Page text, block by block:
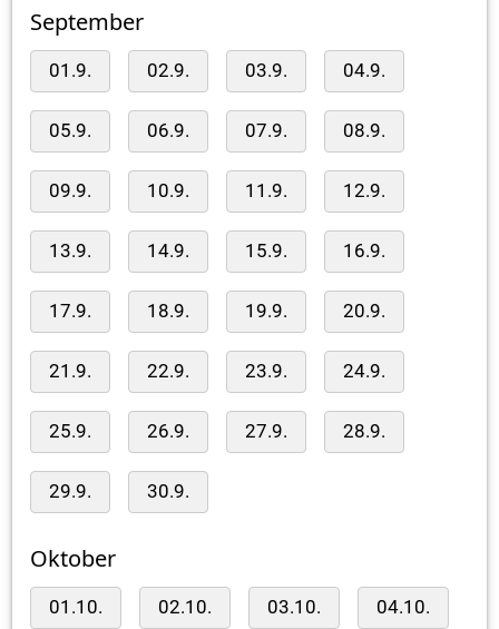
September
01.9. 02.9. 03.9. 04.9.
05.9. 06.9. 07.9. 08.9.
09.9. 10.9. 11.9. 12.9.
13.9. 14.9. 15.9. 16.9.
17.9. 18.9. 19.9. 20.9.
21.9. 22.9. 23.9. 24.9.
25.9. 26.9. 27.9. 28.9.
29.9. 30.9.
Oktober
01.10. 02.10. 03.10. 04.10.